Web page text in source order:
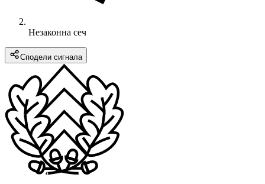
Незаконна сеч
Сподели сигнала